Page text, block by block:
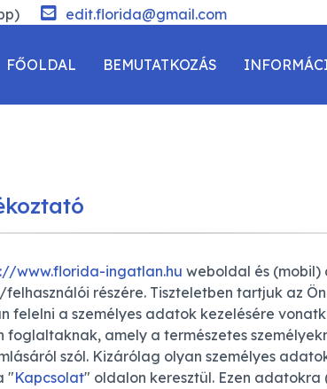
edit.florida@gmail.com
FŐOLDAL BEMUTATKOZÁS
www.florida-ingatlan.hu weboldal és
részére. Tiszteletben tartjuk az
a személyes adatok kezelésére
foglaltaknak, amely a természetes
szól. Kizárólag olyan személyes
"Kapcsolat" oldalon keresztül. Ezen adatokra